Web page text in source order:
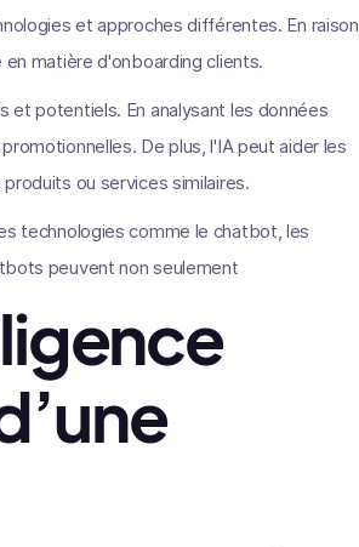
et approches différentes. En raison
matière d'onboarding clients.
et potentiels. En analysant les données
De plus, l'IA peut aider les
ou services similaires.
technologies comme le chatbot, les
peuvent non seulement